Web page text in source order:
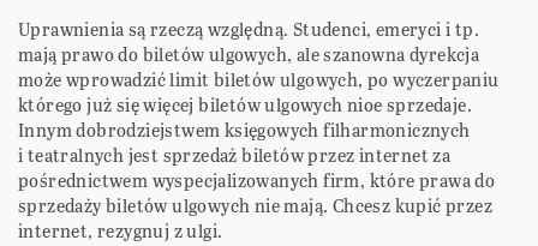
Uprawnienia są rzeczą względną. Studenci, emeryci i tp.
mają prawo do biletów ulgowych, ale szanowna dyrekcja
może wprowadzić limit biletów ulgowych, po wyczerpaniu
którego już się więcej biletów ulgowych nioe sprzedaje.
Innym dobrodziejstwem księgowych filharmonicznych
i teatralnych jest sprzedaż biletów przez internet za
pośrednictwem wyspecjalizowanych firm, które prawa do
sprzedaży biletów ulgowych nie mają. Chcesz kupić przez
internet, rezygnuj z ulgi.